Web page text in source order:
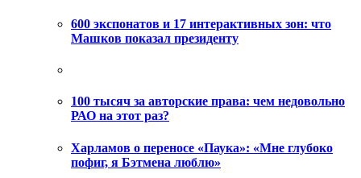
600 экспонатов и 17 интерактивных зон: что
Машков показал президенту
100 тысяч за авторские права: чем недовольно
РАО на этот раз?
Харламов о переносе «Паука»: «Мне глубоко
пофиг, я Бэтмена люблю»